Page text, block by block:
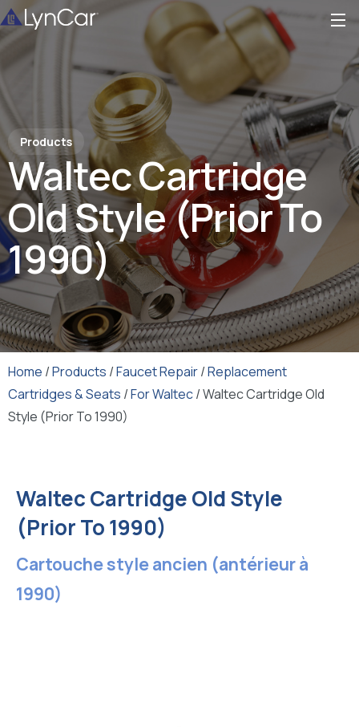
Products
Waltec Cartridge
Old Style (Prior To
1990)
Home /Products /Faucet Repair/Replacement
Cartridges & Seats /For Waltec/ Waltec Cartridge Old
Style (Prior To 1990)
Waltec Cartridge Old Style
(Prior To 1990)
Cartouche style ancien (antérieur à
1990)